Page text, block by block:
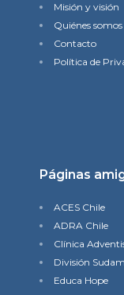
Misión y visión
Quiénes somos
Contacto
Política de
Páginas
ACES Chile
ADRA Chile
Clínica
División
Educa Hope